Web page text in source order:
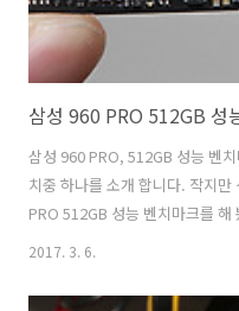
삼성 960 PRO 512GB 성
삼성 960 PRO, 512GB 성능 벤
치중 하나를 소개 합니다. 작지
PRO 512GB 성능 벤치마크를
기 쓰기 각각 3500 2100MB/s의
2017. 3. 6.